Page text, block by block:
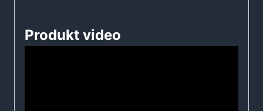
Produkt video